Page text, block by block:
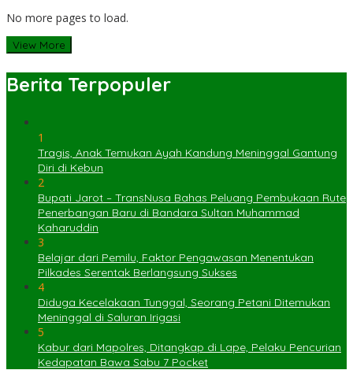
No more pages to load.
View More
Berita Terpopuler
1
Tragis, Anak Temukan Ayah Kandung Meninggal Gantung
Diri di Kebun
2
Bupati Jarot – TransNusa Bahas Peluang Pembukaan Rute
Penerbangan Baru di Bandara Sultan Muhammad
Kaharuddin
3
Belajar dari Pemilu, Faktor Pengawasan Menentukan
Pilkades Serentak Berlangsung Sukses
4
Diduga Kecelakaan Tunggal, Seorang Petani Ditemukan
Meninggal di Saluran Irigasi
5
Kabur dari Mapolres, Ditangkap di Lape, Pelaku Pencurian
Kedapatan Bawa Sabu 7 Pocket